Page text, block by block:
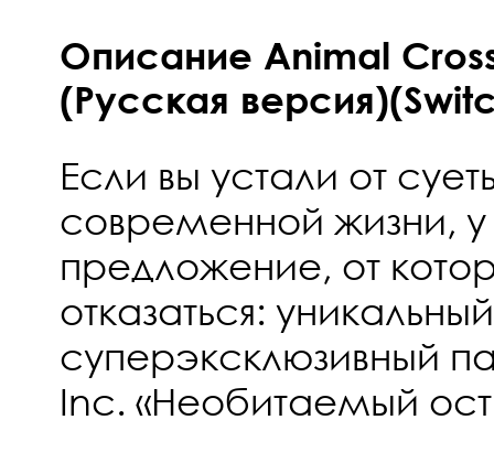
Описание Animal
(Русская
Если вы устали от
современной жизни,
предложение, от
отказаться:
суперэксклюзивный
Inc. «Необитаемый